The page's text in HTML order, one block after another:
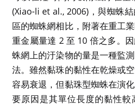
(Xiao-li et al., 2006)，與蜘蛛
區的蜘蛛網相比，附著在重工
重金屬量達 2 至 10 倍之多。
蛛網上的汙染物的量是一種監
法。雖然黏珠的黏性在乾燥或
容易衰退，但黏珠型蜘蛛在演
要原因是其單位長度的黏性較